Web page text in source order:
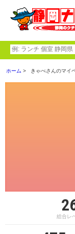
ホーム きゃべさんのマイ
総合レ